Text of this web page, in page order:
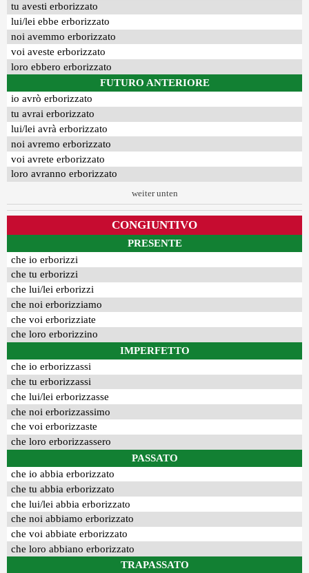
tu avesti erborizzato
lui/lei ebbe erborizzato
noi avemmo erborizzato
voi aveste erborizzato
loro ebbero erborizzato
FUTURO ANTERIORE
io avrò erborizzato
tu avrai erborizzato
lui/lei avrà erborizzato
noi avremo erborizzato
voi avrete erborizzato
loro avranno erborizzato
weiter unten
CONGIUNTIVO
PRESENTE
che io erborizzi
che tu erborizzi
che lui/lei erborizzi
che noi erborizziamo
che voi erborizziate
che loro erborizzino
IMPERFETTO
che io erborizzassi
che tu erborizzassi
che lui/lei erborizzasse
che noi erborizzassimo
che voi erborizzaste
che loro erborizzassero
PASSATO
che io abbia erborizzato
che tu abbia erborizzato
che lui/lei abbia erborizzato
che noi abbiamo erborizzato
che voi abbiate erborizzato
che loro abbiano erborizzato
TRAPASSATO